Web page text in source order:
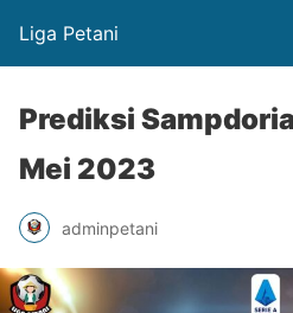
Liga Petani
Prediksi
Mei 2023
adminpetani